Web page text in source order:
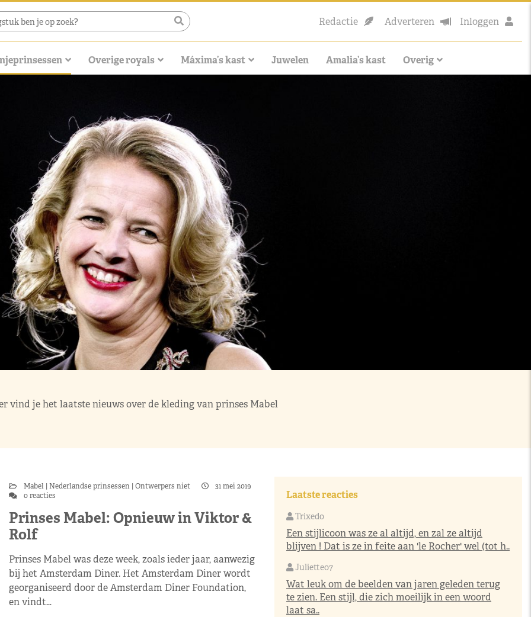
Redactie Adverteren Inloggen
Overige royals Máxima’s kast Juwelen Amalia’s kast Overig
vind je het laatste nieuws over de kleding van prinses Mabel
Mabel Nederlandse prinsessen Ontwerpers niet
31 mei 2019
0 reacties
Prinses Mabel: Opnieuw in Viktor &
Rolf
Prinses Mabel was deze week, zoals ieder jaar, aanwezig
bij het Amsterdam Diner. Het Amsterdam Diner wordt
georganiseerd door de Amsterdam Diner Foundation,
en vindt…
Laatste reacties
Trixedo
Een stijlicoon was ze al altijd, en zal ze altijd
blijven ! Dat is ze in feite aan 'le Rocher' wel (tot h..
Juliette07
Wat leuk om de beelden van jaren geleden terug
te zien. Een stijl, die zich moeilijk in een woord
laat sa..